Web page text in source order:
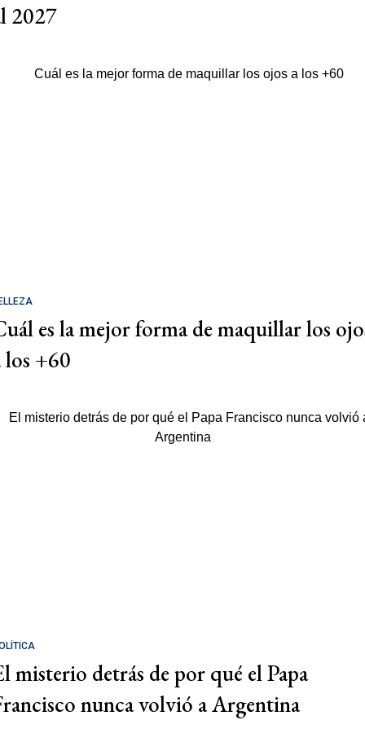
2027
es la mejor forma de maquillar los
los +60
misterio detrás de por qué el Papa
nunca volvió a Argentina